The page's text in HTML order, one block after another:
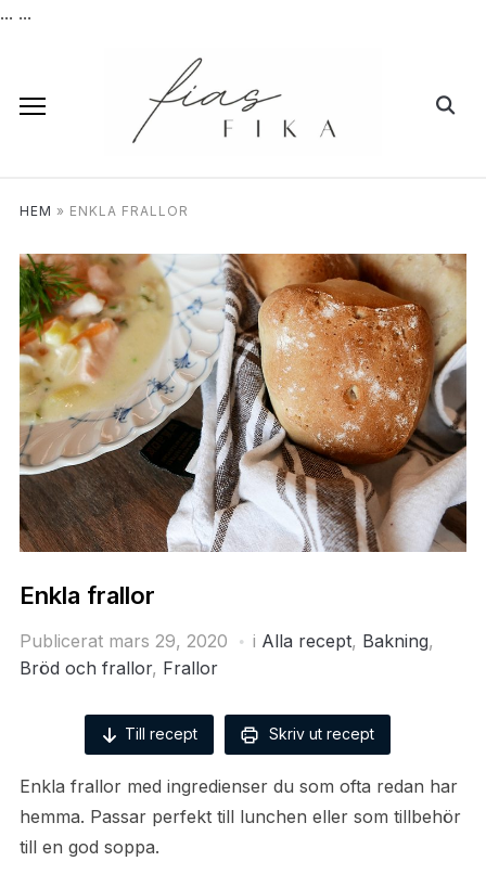
... ...
HEM » ENKLA FRALLOR
Enkla frallor
Publicerat mars 29, 2020 i Alla recept, Bakning,
Bröd och frallor, Frallor
Till recept Skriv ut recept
Enkla frallor med ingredienser du som ofta redan har
hemma. Passar perfekt till lunchen eller som tillbehör
till en god soppa.